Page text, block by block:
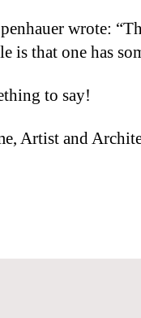
wrote:
is that one has
to say!
Artist and